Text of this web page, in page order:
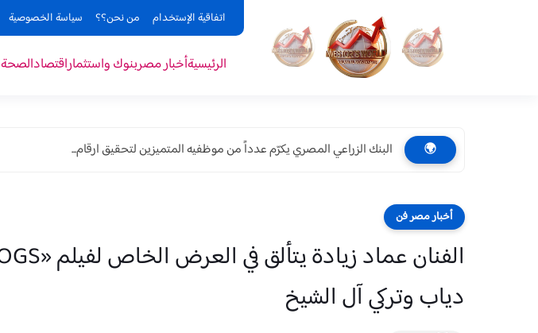
اتفاقية الإستخدام من نحن؟؟ سياسة الخصوصية
الرئيسيةأخبار مصربنوك واستثماراقتصادالصحة
🌍 البنك الزراعي المصري يكرّم عدداً من موظفيه المتميزين لتحقيق ارقام...
أخبار مصر فن
دياب وتركي آل الشيخ